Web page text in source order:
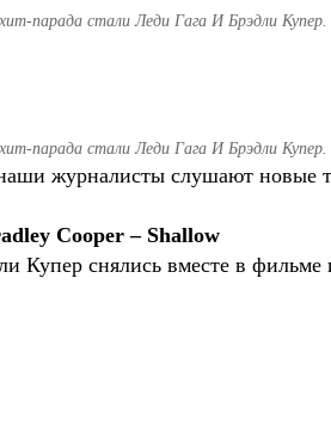
парада стали Леди Гага И Брэдли
парада стали Леди Гага И Брэдли
журналисты слушают новые
Cooper – Shallow
Купер снялись вместе в фильме